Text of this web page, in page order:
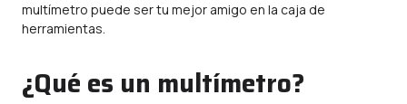
multímetro puede ser tu mejor amigo en la caja de
herramientas.
¿Qué es un multímetro?